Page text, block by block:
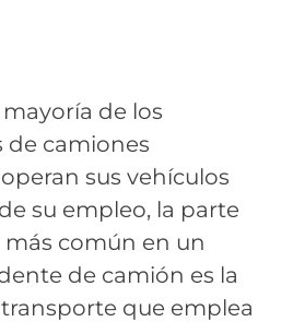
de los
de camiones
sus vehículos
su empleo, la parte
común en un
de camión es la
que emplea